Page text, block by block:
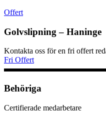
Offert
Golvslipning – Haninge
Kontakta oss för en fri offert
Fri Offert
Behöriga
Certifierade medarbetare